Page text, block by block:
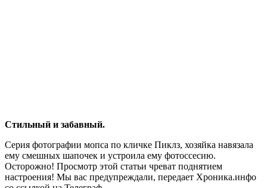
Стильный и забавный.
Серия фотографии мопса по кличке Пиклз, хозяйка навязала
ему смешных шапочек и устроила ему фотоссесию.
Осторожно! Просмотр этой статьи чреват поднятием
настроения! Мы вас предупреждали, передает Хроника.инфо